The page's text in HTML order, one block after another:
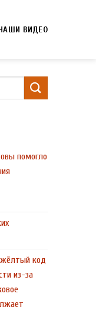
ВИДЕО
помогло
код
из-за